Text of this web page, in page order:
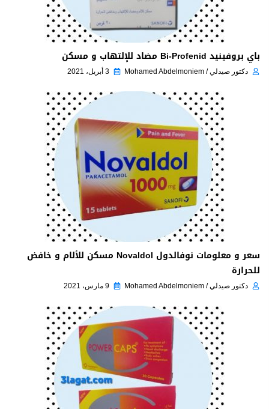
باي بروفينيد Bi-Profenid مضاد للإلتهاب و مسكن
دكتور صيدلي / Mohamed Abdelmoniem 3 أبريل، 2021
سعر و معلومات نوفالدول Novaldol مسكن للألام و خافض
للحرارة
دكتور صيدلي / Mohamed Abdelmoniem 9 مارس، 2021